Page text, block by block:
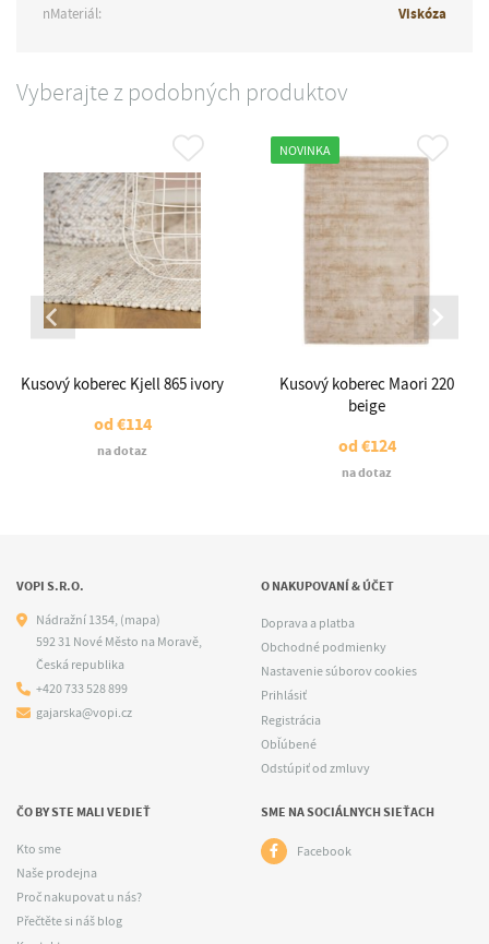
nMateriál:
Viskóza
Vyberajte z podobných produktov
Kusový koberec Kjell 865 ivory
od€114
na dotaz
NOVINKA
Kusový koberec Maori 220
beige
od€124
na dotaz
VOPI S.R.O.
Nádražní 1354, (mapa)
592 31 Nové Město na Moravě,
Česká republika
+420 733 528 899
gajarska@vopi.cz
O NAKUPOVANÍ & ÚČET
Doprava a platba
Obchodné podmienky
Nastavenie súborov cookies
Prihlásiť
Registrácia
Obľúbené
Odstúpiť od zmluvy
ČO BY STE MALI VEDIEŤ
Kto sme
Naše prodejna
Proč nakupovat u nás?
Přečtěte si náš blog
SME NA SOCIÁLNYCH SIEŤACH
Facebook